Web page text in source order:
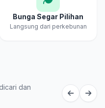
Bunga Segar Pilihan
Langsung dari perkebunan
dan